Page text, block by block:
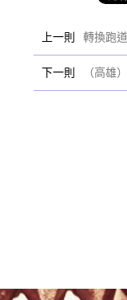
上一則 轉換跑
下一則 （高雄